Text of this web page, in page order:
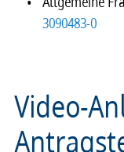
3090483-0
Video-